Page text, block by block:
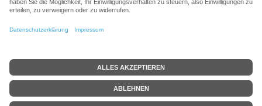
Besuchen Sie uns in unseren Räumlichkeiten oder senden Sie uns
Vertrag widerrufen
Alle Preise inkl. gesetzl. Mehrwertsteuer zzgl.Versandkosten+ ggf. zzgl.
Google-Bewertung